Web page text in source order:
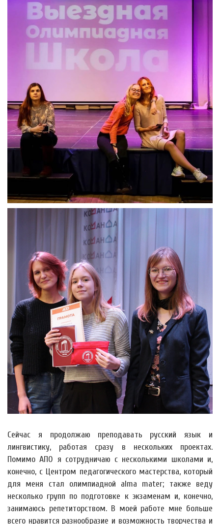
Сейчас я продолжаю преподавать русский язык и
лингвистику, работая сразу в нескольких проектах.
Помимо АПО я сотрудничаю с несколькими школами и,
конечно, с Центром педагогического мастерства, который
для меня стал олимпиадной alma mater; также веду
несколько групп по подготовке к экзаменам и, конечно,
занимаюсь репетиторством. В моей работе мне больше
всего нравится разнообразие и возможность творчества и